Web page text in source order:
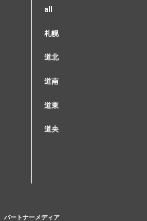
all
札幌
道北
道南
道東
道央
パートナーメディア